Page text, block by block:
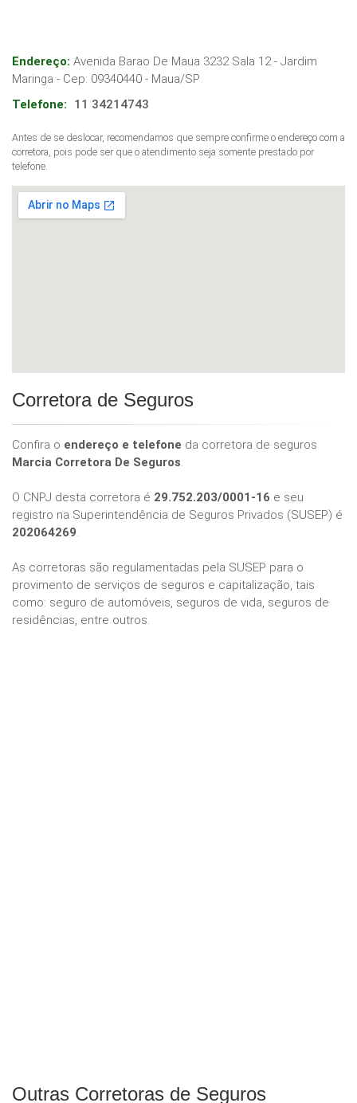
Endereço: Avenida Barao De Maua 3232 Sala 12 - Jardim
Maringa - Cep: 09340440 - Maua/SP
Telefone:
11 34214743
Antes de se deslocar, recomendamos que sempre confirme o endereço com a
corretora, pois pode ser que o atendimento seja somente prestado por
telefone.
Corretora de Seguros
Confira o endereço e telefone da corretora de seguros
Marcia Corretora De Seguros.
O CNPJ desta corretora é 29.752.203/0001-16 e seu
registro na Superintendência de Seguros Privados (SUSEP) é
202064269.
As corretoras são regulamentadas pela SUSEP para o
provimento de serviços de seguros e capitalização, tais
como: seguro de automóveis, seguros de vida, seguros de
residências, entre outros.
Outras Corretoras de Seguros